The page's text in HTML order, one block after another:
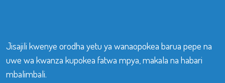
Jisajili kwenye orodha yetu ya wanaopokea barua pepe na
uwe wa kwanza kupokea fatwa mpya, makala na habari
mbalimbali.